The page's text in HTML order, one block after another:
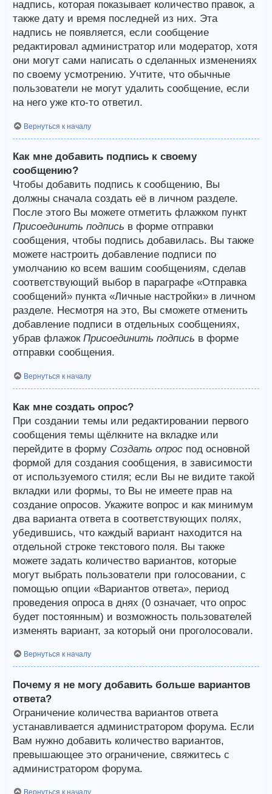
надпись, которая показывает количество правок, а
также дату и время последней из них. Эта
надпись не появляется, если сообщение
редактировал администратор или модератор, хотя
они могут сами написать о сделанных изменениях
по своему усмотрению. Учтите, что обычные
пользователи не могут удалить сообщение, если
на него уже кто-то ответил.
Вернуться к началу
Как мне добавить подпись к своему
сообщению?
Чтобы добавить подпись к сообщению, Вы
должны сначала создать её в личном разделе.
После этого Вы можете отметить флажком пункт
Присоединить подпись в форме отправки
сообщения, чтобы подпись добавилась. Вы также
можете настроить добавление подписи по
умолчанию ко всем вашим сообщениям, сделав
соответствующий выбор в параграфе «Отправка
сообщений» пункта «Личные настройки» в личном
разделе. Несмотря на это, Вы сможете отменить
добавление подписи в отдельных сообщениях,
убрав флажок Присоединить подпись в форме
отправки сообщения.
Вернуться к началу
Как мне создать опрос?
При создании темы или редактировании первого
сообщения темы щёлкните на вкладке или
перейдите в форму Создать опрос под основной
формой для создания сообщения, в зависимости
от используемого стиля; если Вы не видите такой
вкладки или формы, то Вы не имеете прав на
создание опросов. Укажите вопрос и как минимум
два варианта ответа в соответствующих полях,
убедившись, что каждый вариант находится на
отдельной строке текстового поля. Вы также
можете задать количество вариантов, которые
могут выбрать пользователи при голосовании, с
помощью опции «Вариантов ответа», период
проведения опроса в днях (0 означает, что опрос
будет постоянным) и возможность пользователей
изменять вариант, за который они проголосовали.
Вернуться к началу
Почему я не могу добавить больше вариантов
ответа?
Ограничение количества вариантов ответа
устанавливается администратором форума. Если
Вам нужно добавить количество вариантов,
превышающее это ограничение, свяжитесь с
администратором форума.
Вернуться к началу